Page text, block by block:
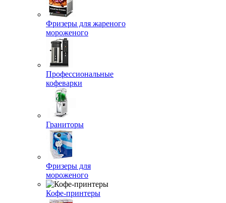
Фризеры для жареного
мороженого
Профессиональные
кофеварки
Граниторы
Фризеры для
мороженого
Кофе-принтеры